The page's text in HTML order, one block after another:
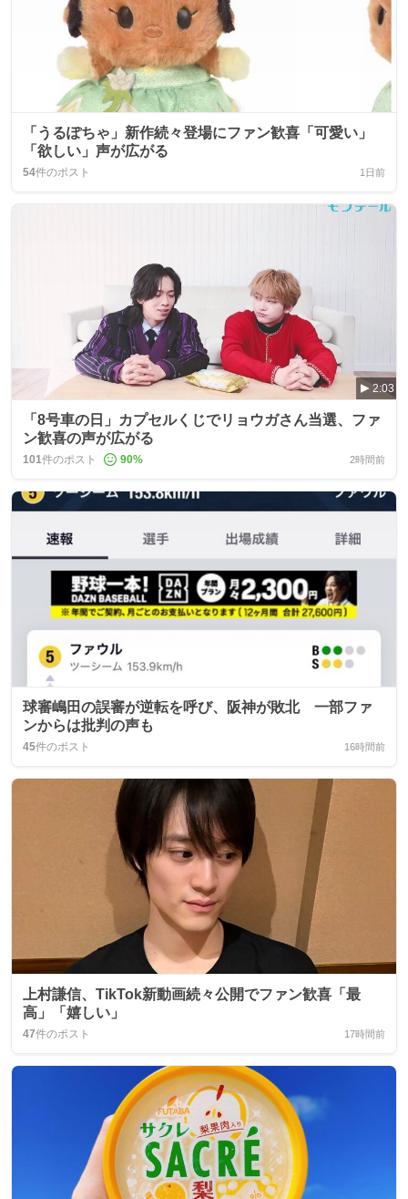
「うるぽちゃ」新作続々登場にファン歓喜「可愛い」
「欲しい」声が広がる
54件のポスト 1日前
2:03
「8号車の日」カプセルくじでリョウガさん当選、ファ
ン歓喜の声が広がる
101件のポスト 90% 2時間前
球審嶋田の誤審が逆転を呼び、阪神が敗北 一部ファ
ンからは批判の声も
45件のポスト 16時間前
上村謙信、TikTok新動画続々公開でファン歓喜「最
高」「嬉しい」
47件のポスト 17時間前